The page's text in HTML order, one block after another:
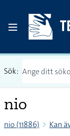
Sök:
nio
nio (11886) Kan